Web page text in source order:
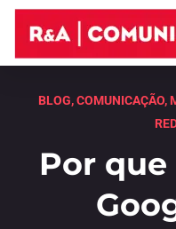
BLOG,COMUNICAÇÃO,
Por